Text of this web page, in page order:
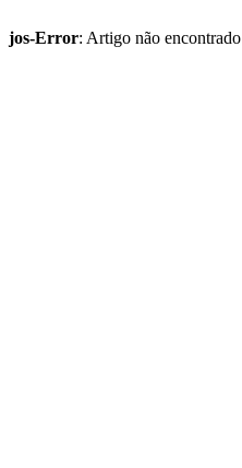
jos-Error: Artigo não encontrado